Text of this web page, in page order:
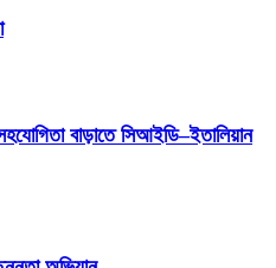
বাড়াতে সিআইডি–ইতালিয়ান